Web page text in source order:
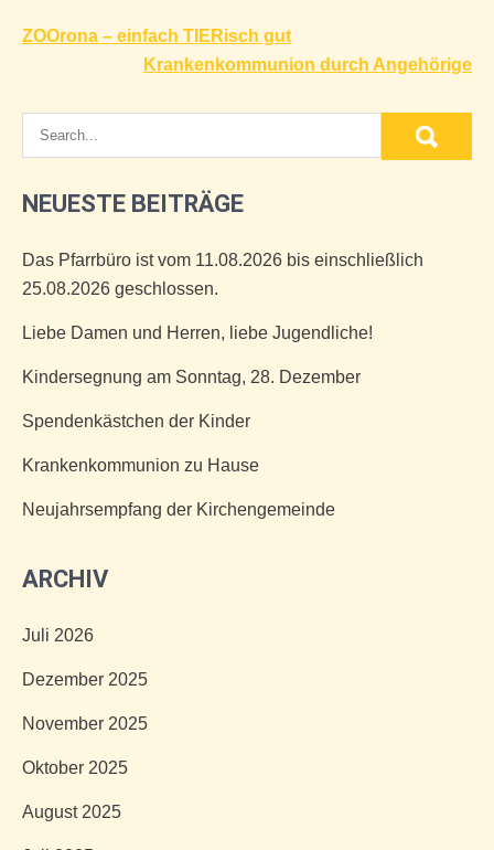
Beitragsnavigation
ZOOrona – einfach TIERisch gut
Krankenkommunion durch Angehörige
NEUESTE BEITRÄGE
Das Pfarrbüro ist vom 11.08.2026 bis einschließlich
25.08.2026 geschlossen.
Liebe Damen und Herren, liebe Jugendliche!
Kindersegnung am Sonntag, 28. Dezember
Spendenkästchen der Kinder
Krankenkommunion zu Hause
Neujahrsempfang der Kirchengemeinde
ARCHIV
Juli 2026
Dezember 2025
November 2025
Oktober 2025
August 2025